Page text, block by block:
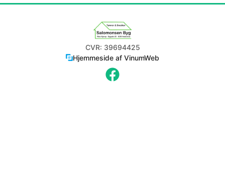
CVR: 39694425
Hjemmeside af VinumWeb